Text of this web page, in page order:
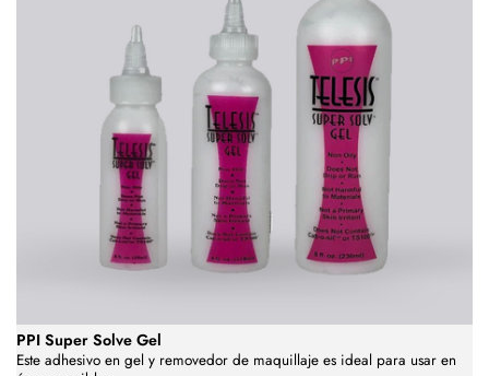
PPI Super Solve Gel
Este adhesivo en gel y removedor de maquillaje es ideal para usar en